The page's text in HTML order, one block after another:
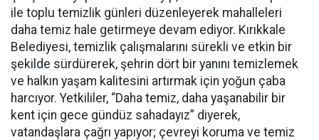
ile toplu temizlik günleri düzenleyerek mahalleleri
daha temiz hale getirmeye devam ediyor. Kırıkkale
Belediyesi, temizlik çalışmalarını sürekli ve etkin bir
şekilde sürdürerek, şehrin dört bir yanını temizlemek
ve halkın yaşam kalitesini artırmak için yoğun çaba
harcıyor. Yetkililer, “Daha temiz, daha yaşanabilir bir
kent için gece gündüz sahadayız” diyerek,
vatandaşlara çağrı yapıyor; çevreyi koruma ve temiz